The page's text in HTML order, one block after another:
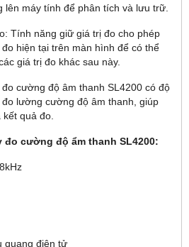
máy tính để phân tích và lưu trữ.
Tính năng giữ giá trị đo cho phép
hiện tại trên màn hình để có thể
giá trị đo khác sau này.
cường độ âm thanh SL4200 có độ
lường cường độ âm thanh, giúp
quả đo.
đo cường độ ẩm thanh SL4200:
quang điện tử